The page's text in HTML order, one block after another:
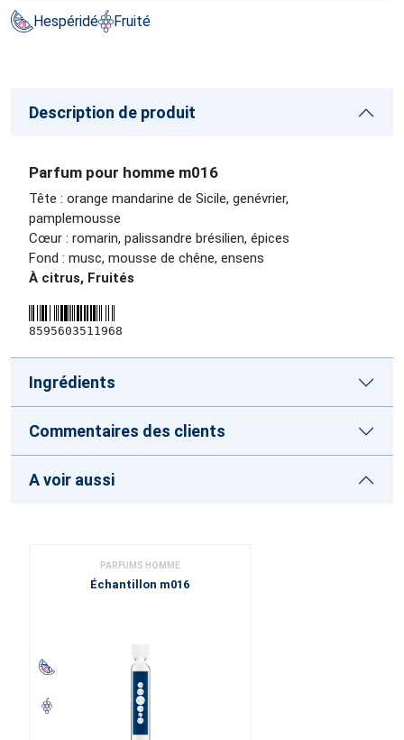
Hespéridé Fruité
Description de produit
Parfum pour homme m016
Tête : orange mandarine de Sicile, genévrier,
pamplemousse
Cœur : romarin, palissandre brésilien, épices
Fond : musc, mousse de chêne, ensens
À citrus, Fruités
8595603511968
Ingrédients
Commentaires des clients
A voir aussi
PARFUMS HOMME
Échantillon m016